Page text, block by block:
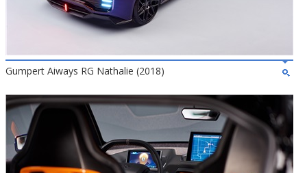
Gumpert Aiways RG Nathalie (2018)